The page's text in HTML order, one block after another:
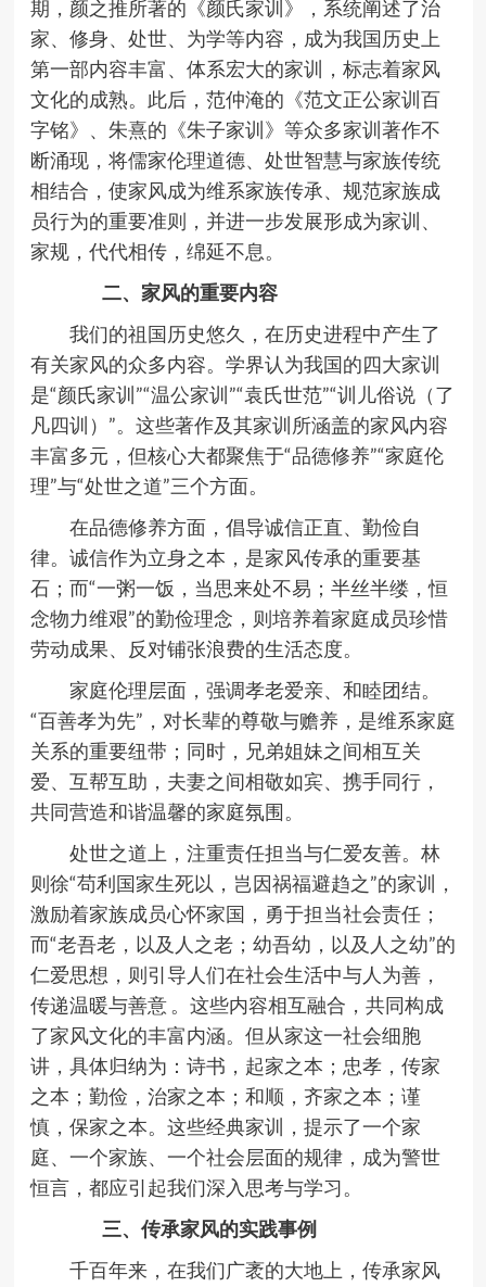
期，颜之推所著的《颜氏家训》，系统阐述了治
家、修身、处世、为学等内容，成为我国历史上
第一部内容丰富、体系宏大的家训，标志着家风
文化的成熟。此后，范仲淹的《范文正公家训百
字铭》、朱熹的《朱子家训》等众多家训著作不
断涌现，将儒家伦理道德、处世智慧与家族传统
相结合，使家风成为维系家族传承、规范家族成
员行为的重要准则，并进一步发展形成为家训、
家规，代代相传，绵延不息。
二、家风的重要内容
我们的祖国历史悠久，在历史进程中产生了
有关家风的众多内容。学界认为我国的四大家训
是“颜氏家训”“温公家训”“袁氏世范”“训儿俗说（了
凡四训）”。这些著作及其家训所涵盖的家风内容
丰富多元，但核心大都聚焦于“品德修养”“家庭伦
理”与“处世之道”三个方面。
在品德修养方面，倡导诚信正直、勤俭自
律。诚信作为立身之本，是家风传承的重要基
石；而“一粥一饭，当思来处不易；半丝半缕，恒
念物力维艰”的勤俭理念，则培养着家庭成员珍惜
劳动成果、反对铺张浪费的生活态度。
家庭伦理层面，强调孝老爱亲、和睦团结。
“百善孝为先”，对长辈的尊敬与赡养，是维系家庭
关系的重要纽带；同时，兄弟姐妹之间相互关
爱、互帮互助，夫妻之间相敬如宾、携手同行，
共同营造和谐温馨的家庭氛围。
处世之道上，注重责任担当与仁爱友善。林
则徐“苟利国家生死以，岂因祸福避趋之”的家训，
激励着家族成员心怀家国，勇于担当社会责任；
而“老吾老，以及人之老；幼吾幼，以及人之幼”的
仁爱思想，则引导人们在社会生活中与人为善，
传递温暖与善意 。这些内容相互融合，共同构成
了家风文化的丰富内涵。但从家这一社会细胞
讲，具体归纳为：诗书，起家之本；忠孝，传家
之本；勤俭，治家之本；和顺，齐家之本；谨
慎，保家之本。这些经典家训，提示了一个家
庭、一个家族、一个社会层面的规律，成为警世
恒言，都应引起我们深入思考与学习。
三、传承家风的实践事例
千百年来，在我们广袤的大地上，传承家风